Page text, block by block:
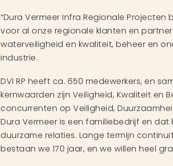
“Dura Vermeer Infra Regionale
voor al onze regionale klanten en
waterveiligheid en kwaliteit, beheer en
industrie.
DVI RP heeft ca. 650 medewerkers, en
kernwaarden zijn Veiligheid, Kwaliteit en
concurrenten op Veiligheid,
Dura Vermeer is een familiebedrijf en
duurzame relaties. Lange termijn
bestaan we 170 jaar, en we willen heel